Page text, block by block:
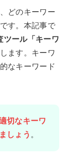
どのキーワー
す。本記事で
ツール「キーワ
します。キーワ
なキーワード
切なキーワ
しょう 。